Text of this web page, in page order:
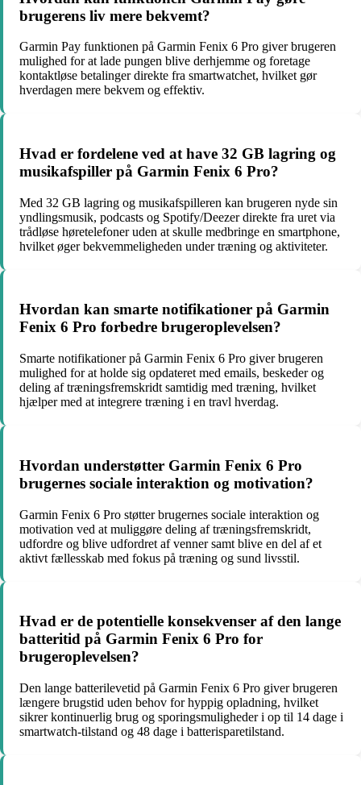
brugerens liv mere bekvemt?
Garmin Pay funktionen på Garmin Fenix 6 Pro giver brugeren
mulighed for at lade pungen blive derhjemme og foretage
kontaktløse betalinger direkte fra smartwatchet, hvilket gør
hverdagen mere bekvem og effektiv.
Hvad er fordelene ved at have 32 GB lagring og
musikafspiller på Garmin Fenix 6 Pro?
Med 32 GB lagring og musikafspilleren kan brugeren nyde sin
yndlingsmusik, podcasts og Spotify/Deezer direkte fra uret via
trådløse høretelefoner uden at skulle medbringe en smartphone,
hvilket øger bekvemmeligheden under træning og aktiviteter.
Hvordan kan smarte notifikationer på Garmin
Fenix 6 Pro forbedre brugeroplevelsen?
Smarte notifikationer på Garmin Fenix 6 Pro giver brugeren
mulighed for at holde sig opdateret med emails, beskeder og
deling af træningsfremskridt samtidig med træning, hvilket
hjælper med at integrere træning i en travl hverdag.
Hvordan understøtter Garmin Fenix 6 Pro
brugernes sociale interaktion og motivation?
Garmin Fenix 6 Pro støtter brugernes sociale interaktion og
motivation ved at muliggøre deling af træningsfremskridt,
udfordre og blive udfordret af venner samt blive en del af et
aktivt fællesskab med fokus på træning og sund livsstil.
Hvad er de potentielle konsekvenser af den lange
batteritid på Garmin Fenix 6 Pro for
brugeroplevelsen?
Den lange batterilevetid på Garmin Fenix 6 Pro giver brugeren
længere brugstid uden behov for hyppig opladning, hvilket
sikrer kontinuerlig brug og sporingsmuligheder i op til 14 dage i
smartwatch-tilstand og 48 dage i batterisparetilstand.